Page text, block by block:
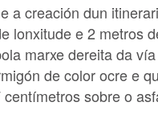
a creación dun
lonxitude e 2 metros
marxe dereita da
de color ocre e
sobre o